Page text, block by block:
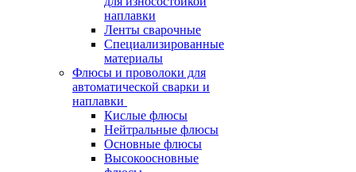
наплавки
Ленты сварочные
Специализированные
материалы
Флюсы и проволоки для
автоматической сварки и
наплавки
Кислые флюсы
Нейтральные флюсы
Основные флюсы
Высокоосновные